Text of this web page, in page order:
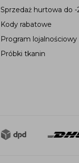
Sprzedaż hurtowa do -
Kody rabatowe
Program lojalnościowy
Próbki tkanin